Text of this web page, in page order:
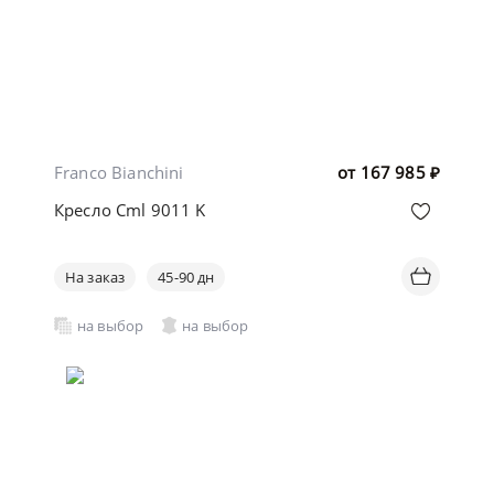
от 167 985 ₽
Franco Bianchini
Кресло Cml 9011 K
На заказ 45-90 дн
на выбор на выбор